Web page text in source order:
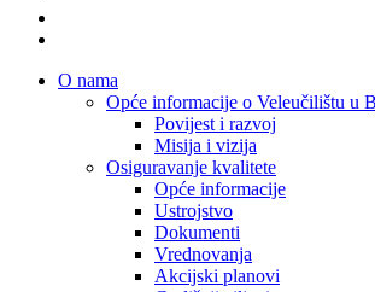
Close
O nama
Opće informacije o Veleučilištu u
Povijest i razvoj
Misija i vizija
Osiguravanje kvalitete
Opće informacije
Ustrojstvo
Dokumenti
Vrednovanja
Akcijski planovi